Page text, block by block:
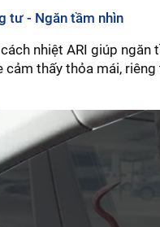
tư - Ngăn tầm nhìn
nhiệt ARI giúp
cảm thấy thỏa mái,